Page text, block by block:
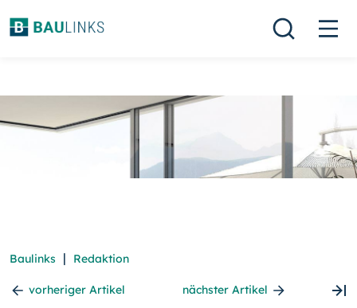
Baulinks | Redaktion
vorheriger Artikel nächster Artikel